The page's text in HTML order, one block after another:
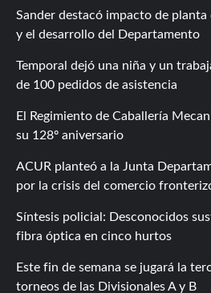
Sander destacó impacto de
y el desarrollo del Departamento
Temporal dejó una niña y un
de 100 pedidos de asistencia
El Regimiento de Caballería
su 128º aniversario
ACUR planteó a la Junta
por la crisis del comercio
Síntesis policial: Desconocidos
fibra óptica en cinco hurtos
Este fin de semana se jugará la
torneos de las Divisionales A y B